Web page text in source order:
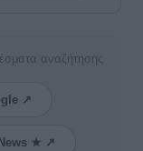
αναζήτησης
↗
★ ↗